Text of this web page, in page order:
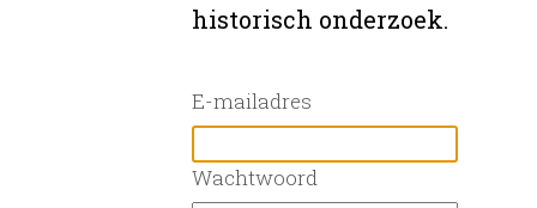
historisch onderzoek.
E-mailadres
Wachtwoord